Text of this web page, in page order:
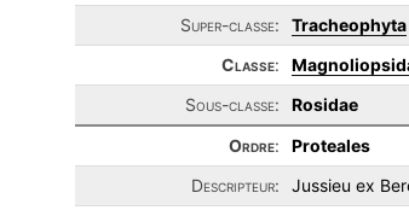
Super-classe:
Tracheophyta
Classe:
Sous-classe:
Rosidae
Ordre:
Proteales
Descripteur:
Jussieu ex